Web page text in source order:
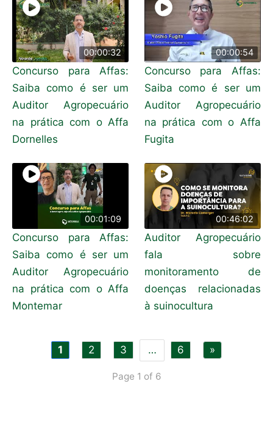
00:00:32
Concurso para Affas:
Saiba como é ser um
Auditor Agropecuário
na prática com o Affa
Dornelles
00:00:54
Concurso para Affas:
Saiba como é ser um
Auditor Agropecuário
na prática com o Affa
Fugita
00:01:09
Concurso para Affas:
Saiba como é ser um
Auditor Agropecuário
na prática com o Affa
Montemar
00:46:02
Auditor Agropecuário
fala sobre
monitoramento de
doenças relacionadas
à suinocultura
1 2 3 … 6 »
Page 1 of 6